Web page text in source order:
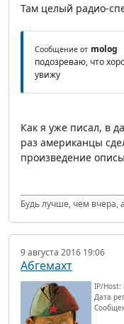
Там целый радио-
Сообщение от molog
подозреваю, что
увижу
Как я уже писал, в
раз американцы
произведение
Будь лучше, чем вчера,
9 августа 2016 19:06
Абгемахт
IP/Host:
Дата